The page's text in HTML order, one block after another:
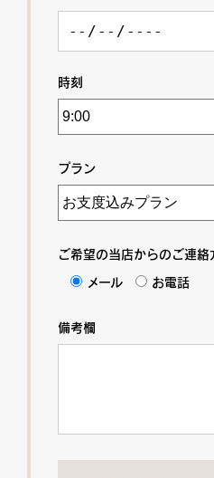
時刻
プラン
ご希望の当店からのご連絡
メール お電話
備考欄